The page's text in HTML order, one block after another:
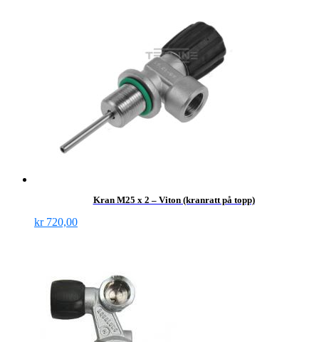
Kran M25 x 2 – Viton (kranratt på topp)
kr720,00